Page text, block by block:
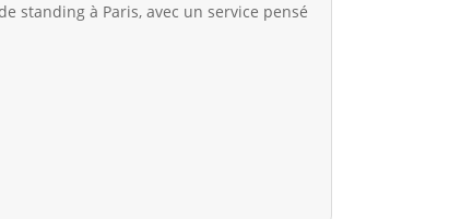
standing à Paris, avec un service pensé